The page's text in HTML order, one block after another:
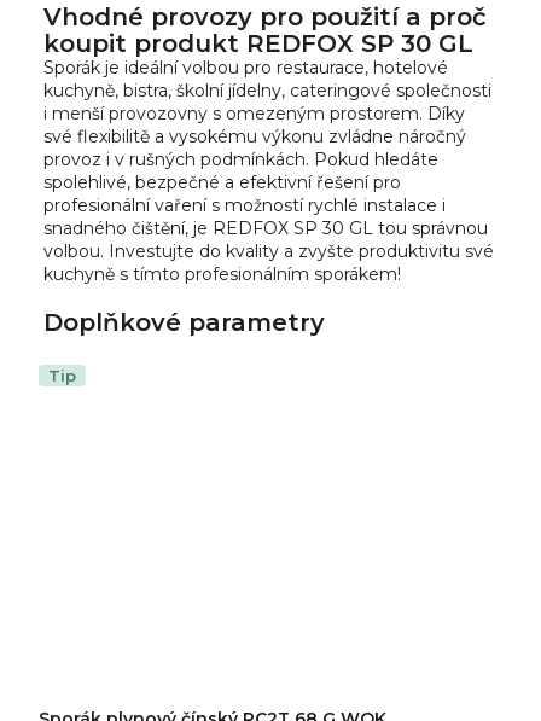
Vhodné provozy pro použití a proč
koupit produkt REDFOX SP 30 GL
Sporák je ideální volbou pro restaurace, hotelové
kuchyně, bistra, školní jídelny, cateringové společnosti
i menší provozovny s omezeným prostorem. Díky
své flexibilitě a vysokému výkonu zvládne náročný
provoz i v rušných podmínkách. Pokud hledáte
spolehlivé, bezpečné a efektivní řešení pro
profesionální vaření s možností rychlé instalace i
snadného čištění, je REDFOX SP 30 GL tou správnou
volbou. Investujte do kvality a zvyšte produktivitu své
kuchyně s tímto profesionálním sporákem!
Doplňkové parametry
Tip